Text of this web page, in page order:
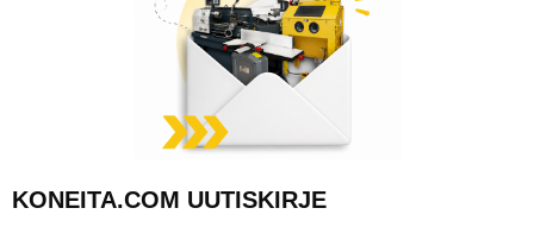
KONEITA.COM UUTISKIRJE